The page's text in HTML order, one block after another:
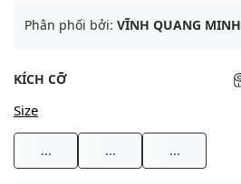
Phân phối bởi: VĨNH QUANG MINH
KÍCH CỠ
Size
... ... ...